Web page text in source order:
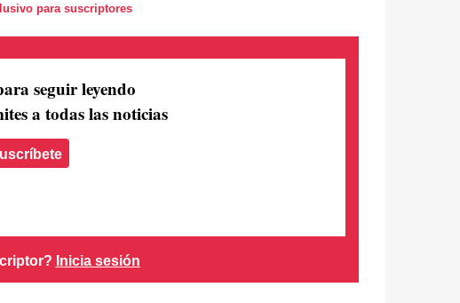
para suscriptores
seguir leyendo
a todas las noticias
Inicia sesión